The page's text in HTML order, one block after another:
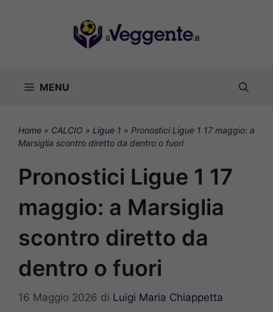
MENU
Home » CALCIO » Ligue 1 » Pronostici Ligue 1 17 maggio: a
Marsiglia scontro diretto da dentro o fuori
Pronostici Ligue 1 17
maggio: a Marsiglia
scontro diretto da
dentro o fuori
16 Maggio 2026 di Luigi Maria Chiappetta